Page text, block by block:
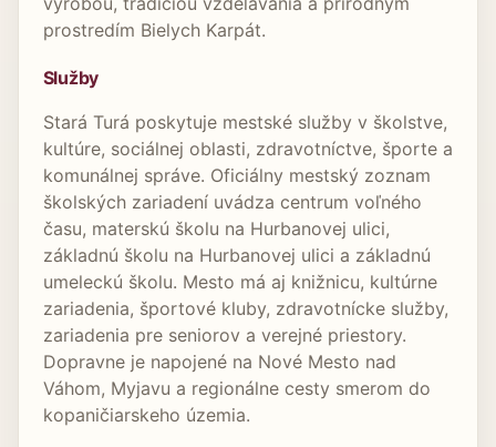
prostredím Bielych Karpát.
Služby
Stará Turá poskytuje mestské služby v školstve,
kultúre, sociálnej oblasti, zdravotníctve, športe a
komunálnej správe. Oficiálny mestský zoznam
školských zariadení uvádza centrum voľného
času, materskú školu na Hurbanovej ulici,
základnú školu na Hurbanovej ulici a základnú
umeleckú školu. Mesto má aj knižnicu, kultúrne
zariadenia, športové kluby, zdravotnícke služby,
zariadenia pre seniorov a verejné priestory.
Dopravne je napojené na Nové Mesto nad
Váhom, Myjavu a regionálne cesty smerom do
kopaničiarskeho územia.